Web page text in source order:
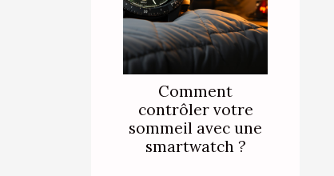
Comment
contrôler votre
sommeil avec une
smartwatch ?